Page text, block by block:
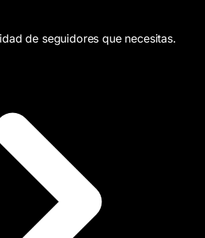
de seguidores que necesitas.